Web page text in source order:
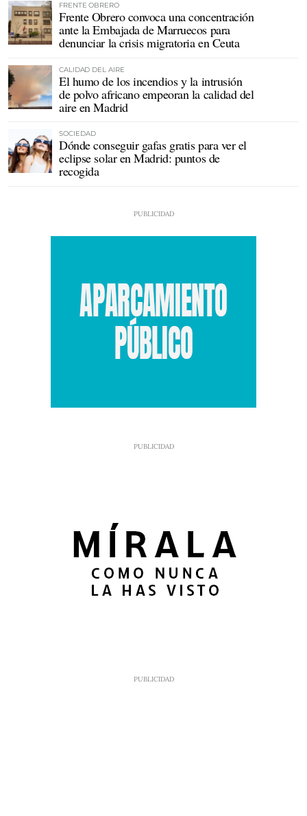
FRENTE OBRERO
Frente Obrero convoca una concentración
ante la Embajada de Marruecos para
denunciar la crisis migratoria en Ceuta
CALIDAD DEL AIRE
El humo de los incendios y la intrusión
de polvo africano empeoran la calidad del
aire en Madrid
SOCIEDAD
Dónde conseguir gafas gratis para ver el
eclipse solar en Madrid: puntos de
recogida